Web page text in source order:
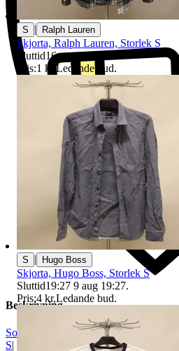
Beskrivning
Sonia Rykiel
S|
S | Ralph Lauren
Skjorta, Ralph Lauren, Storlek S
Sluttid16 aug 19:33
Pris:1 kr Ledande bud.
S | Hugo Boss
Skjorta, Hugo Boss, Storlek S
Sluttid19:27 9 aug 19:27.
Pris:4 kr,Ledande bud.